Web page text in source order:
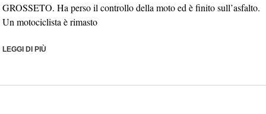
GROSSETO. Ha perso il controllo della moto ed è finito sull’asfalto.
Un motociclista è rimasto
LEGGI DI PIÙ